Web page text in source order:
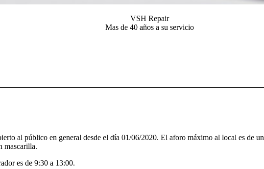
VSH Repair
Mas de 40 años a su servicio
al público en general desde el día 01/06/2020. El aforo máximo al local es de un
mascarilla.
es de 9:30 a 13:00.